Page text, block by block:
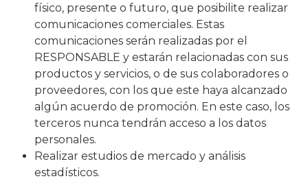
físico, presente o futuro, que posibilite realizar
comunicaciones comerciales. Estas
comunicaciones serán realizadas por el
RESPONSABLE y estarán relacionadas con sus
productos y servicios, o de sus colaboradores o
proveedores, con los que este haya alcanzado
algún acuerdo de promoción. En este caso, los
terceros nunca tendrán acceso a los datos
personales.
Realizar estudios de mercado y análisis
estadísticos.